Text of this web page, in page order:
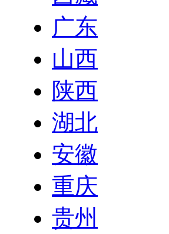
广东
山西
陕西
湖北
安徽
重庆
贵州